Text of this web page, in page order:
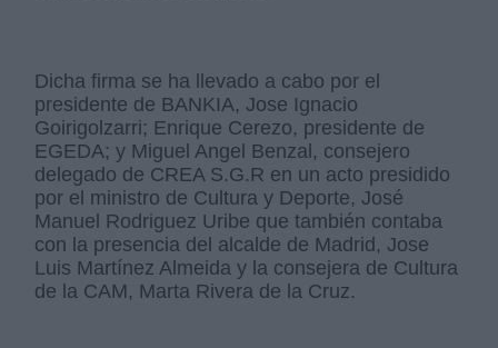
Dicha firma se ha llevado a cabo por el
presidente de BANKIA, Jose Ignacio
Goirigolzarri; Enrique Cerezo, presidente de
EGEDA; y Miguel Angel Benzal, consejero
delegado de CREA S.G.R en un acto presidido
por el ministro de Cultura y Deporte, José
Manuel Rodriguez Uribe que también contaba
con la presencia del alcalde de Madrid, Jose
Luis Martínez Almeida y la consejera de Cultura
de la CAM, Marta Rivera de la Cruz.